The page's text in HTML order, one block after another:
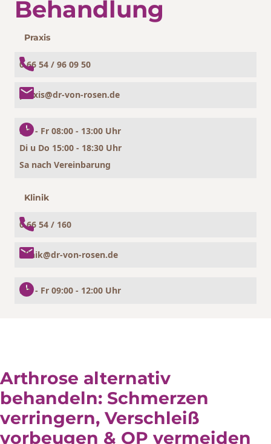
Behandlung
Praxis
0 66 54 / 96 09 50
praxis@dr-von-rosen.de
Mo - Fr 08:00 - 13:00 Uhr
Di u Do 15:00 - 18:30 Uhr
Sa nach Vereinbarung
Klinik
0 66 54 / 160
klinik@dr-von-rosen.de
Mo - Fr 09:00 - 12:00 Uhr
Arthrose alternativ
behandeln: Schmerzen
verringern, Verschleiß
vorbeugen & OP vermeiden